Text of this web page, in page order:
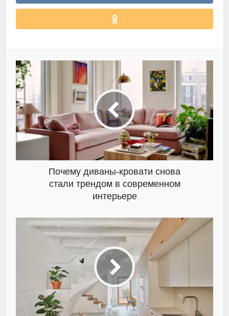
Почему диваны-кровати снова
стали трендом в современном
интерьере